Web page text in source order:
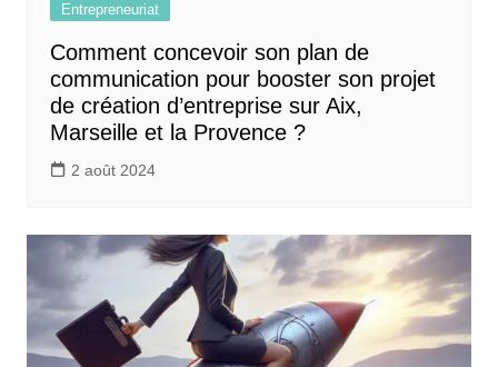
Entrepreneuriat
Comment concevoir son plan de
communication pour booster son projet
de création d’entreprise sur Aix,
Marseille et la Provence ?
2 août 2024